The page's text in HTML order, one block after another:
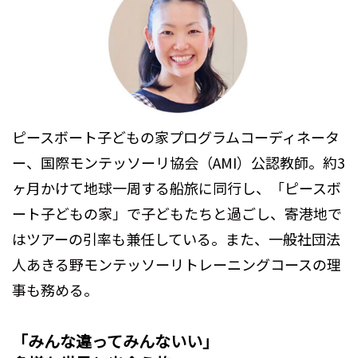
ピースボート子どもの家プログラムコーディネータ
ー、国際モンテッソーリ協会（AMI）公認教師。約3
ヶ月かけて地球一周する船旅に同行し、「ピースボ
ート子どもの家」で子どもたちと過ごし、寄港地で
はツアーの引率も兼任している。また、一般社団法
人あきる野モンテッソーリトレーニングコースの理
事も務める。
「みんな違ってみんないい」